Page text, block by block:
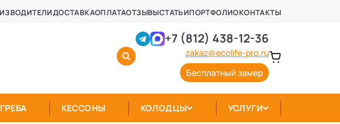
ДОСТАВКАОПЛАТАОТЗЫВЫСТАТЬИПОРТФОЛИОКОНТАКТЫ
+7 (812) 438-12-36
zakaz@ecolife-pro.ru
Бесплатный замер
КЕССОНЫ КОЛОДЦЫ УСЛУГИ